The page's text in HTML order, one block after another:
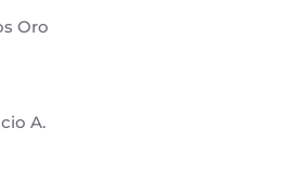
Oro
A.